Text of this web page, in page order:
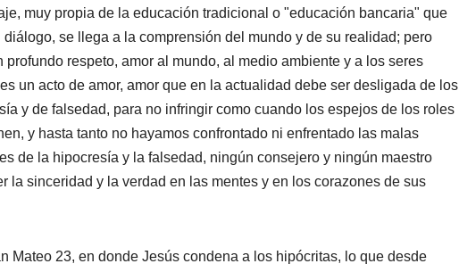
muy propia de la educación tradicional o "educación bancaria" que
se llega a la comprensión del mundo y de su realidad; pero
respeto, amor al mundo, al medio ambiente y a los seres
un acto de amor, amor que en la actualidad debe ser desligada de los
y de falsedad, para no infringir como cuando los espejos de los roles
y hasta tanto no hayamos confrontado ni enfrentado las malas
de la hipocresía y la falsedad, ningún consejero y ningún maestro
la sinceridad y la verdad en las mentes y en los corazones de sus
Mateo 23, en donde Jesús condena a los hipócritas, lo que desde